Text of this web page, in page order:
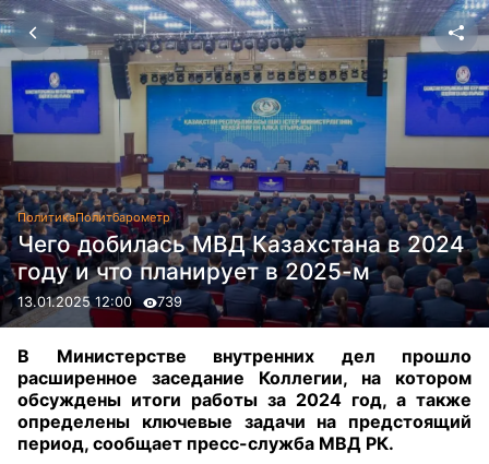
ПолитикаПолитбарометр
Чего добилась МВД Казахстана в 2024
году и что планирует в 2025-м
13.01.2025 12:00 739
В Министерстве внутренних дел прошло
расширенное заседание Коллегии, на котором
обсуждены итоги работы за 2024 год, а также
определены ключевые задачи на предстоящий
период, сообщает пресс-служба МВД РК.